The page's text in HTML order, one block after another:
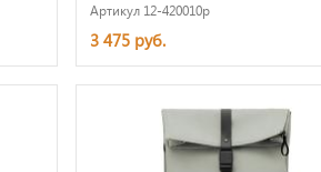
Артикул 12-420010p
3 475 руб.